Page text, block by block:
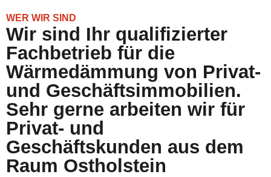
WER WIR SIND
Wir sind Ihr qualifizierter
Fachbetrieb für die
Wärmedämmung von Privat-
und Geschäftsimmobilien.
Sehr gerne arbeiten wir für
Privat- und
Geschäftskunden aus dem
Raum Ostholstein